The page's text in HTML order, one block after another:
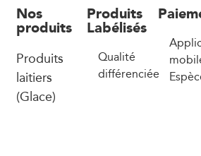
Nos
produits
Produits
laitiers
(Glace)
Produits
Labélisés
Qualité
différenciée